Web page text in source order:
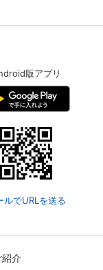
版アプリ
ルでURLを送る
介